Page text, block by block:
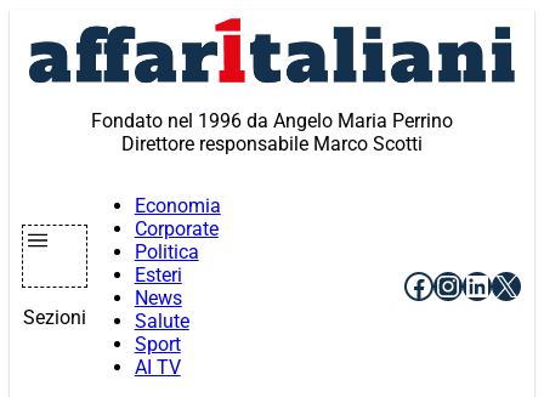
contenuto
Fondato nel 1996 da Angelo Maria Perrino
Direttore responsabile Marco Scotti
Sezioni
Economia
Corporate
Politica
Esteri
News
Salute
Sport
AI TV
Facebook
X